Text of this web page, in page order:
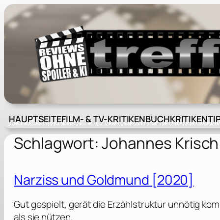
Zum
Inhalt
springen
HAUPTSEITEFILM- & TV-KRITIKENBUCHKRITIKEN
Schlagwort:Johannes Krisch
Narziss und Goldmund [2020]
Gut gespielt, gerät die Erzählstruktur unnötig
als sie nützen.